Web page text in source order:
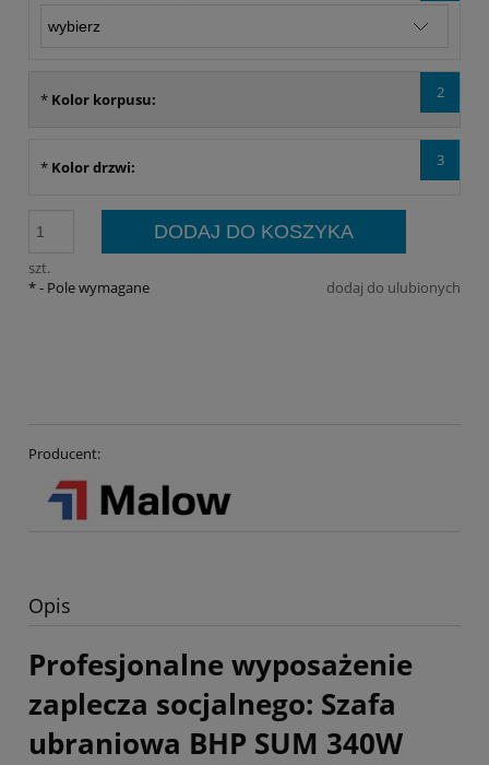
2
* Kolor korpusu:
3
* Kolor drzwi:
szt.
DODAJ DO KOSZYKA
dodaj do ulubionych
*- Pole wymagane
Producent:
Opis
Profesjonalne wyposażenie
zaplecza socjalnego: Szafa
ubraniowa BHP SUM 340W